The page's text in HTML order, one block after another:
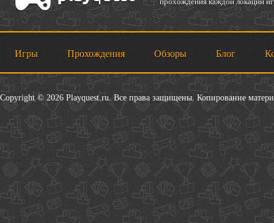
Игры Прохождения Обзоры Блог
Copyright © 2026 Playquest.ru. Все права защищены. Копирование